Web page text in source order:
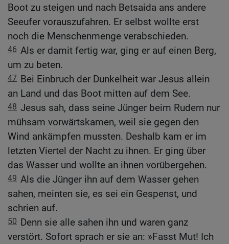
Boot zu steigen und nach Betsaida ans andere
Seeufer vorauszufahren. Er selbst wollte erst
noch die Menschenmenge verabschieden.
46 Als er damit fertig war, ging er auf einen Berg,
um zu beten.
47 Bei Einbruch der Dunkelheit war Jesus allein
an Land und das Boot mitten auf dem See.
48 Jesus sah, dass seine Jünger beim Rudern nur
mühsam vorwärtskamen, weil sie gegen den
Wind ankämpfen mussten. Deshalb kam er im
letzten Viertel der Nacht zu ihnen. Er ging über
das Wasser und wollte an ihnen vorübergehen.
49 Als die Jünger ihn auf dem Wasser gehen
sahen, meinten sie, es sei ein Gespenst, und
schrien auf.
50 Denn sie alle sahen ihn und waren ganz
verstört. Sofort sprach er sie an: »Fasst Mut! Ich